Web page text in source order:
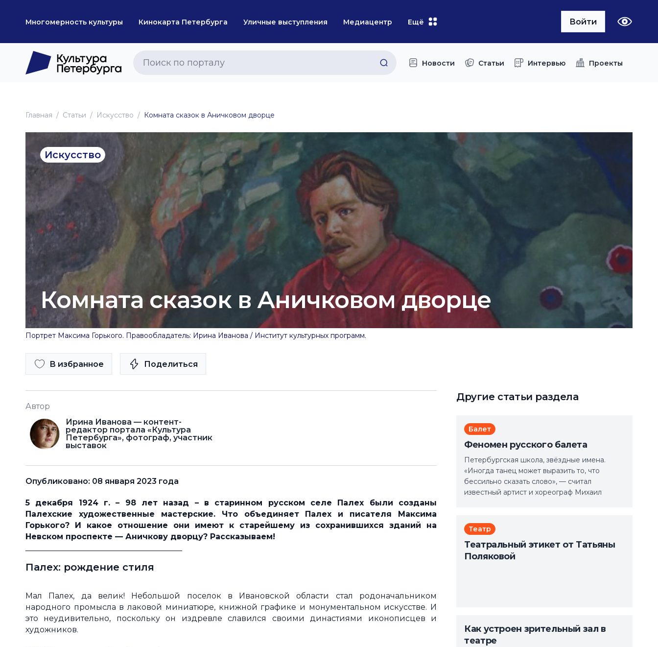
Многомерность культуры Кинокарта Петербурга Уличные выступления Медиацентр Ещё Войти
Новости Статьи Интервью Проекты
Главная Статьи Искусство Комната сказок в Аничковом дворце
Искусство
Комната сказок в Аничковом дворце
Портрет Максима Горького. Правообладатель: Ирина Иванова / Институт культурных программ.
В избранное Поделиться
Автор
Ирина Иванова — контент-
редактор портала «Культура
Петербурга», фотограф, участник
выставок
Опубликовано: 08 января 2023 года
5 декабря 1924 г. – 98 лет назад – в старинном русском селе Палех были cозданы
Палехские художественные мастерские. Что объединяет Палех и писателя Максима
Горького? И какое отношение они имеют к старейшему из сохранившихся зданий на
Невском проспекте — Аничкову дворцу? Рассказываем!
Палех: рождение стиля
Мал Палех, да велик! Небольшой поселок в Ивановской области стал родоначальником
народного промысла в лаковой миниатюре, книжной графике и монументальном искусстве. И
это неудивительно, поскольку он издревле славился своими династиями иконописцев и
художников.
Другие статьи раздела
Балет
Феномен русского балета
Петербургская школа, звёздные имена.
«Иногда танец может выразить то, что
бессильно сказать слово», — считал
известный артист и хореограф Михаил
Театр
Театральный этикет от Татьяны
Поляковой
Как устроен зрительный зал в
театре